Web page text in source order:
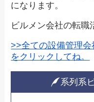
になります。
ビルメン会社の転職
>>全ての設備管理
をクリックしてね。
系列系